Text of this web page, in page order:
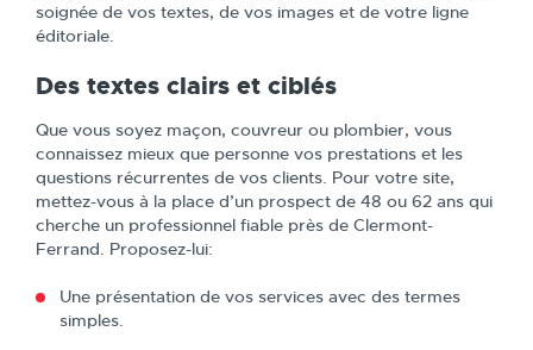
soignée de vos textes, de vos images et de votre ligne
éditoriale.
Des textes clairs et ciblés
Que vous soyez maçon, couvreur ou plombier, vous
connaissez mieux que personne vos prestations et les
questions récurrentes de vos clients. Pour votre site,
mettez-vous à la place d’un prospect de 48 ou 62 ans qui
cherche un professionnel fiable près de Clermont-
Ferrand. Proposez-lui:
Une présentation de vos services avec des termes
simples.